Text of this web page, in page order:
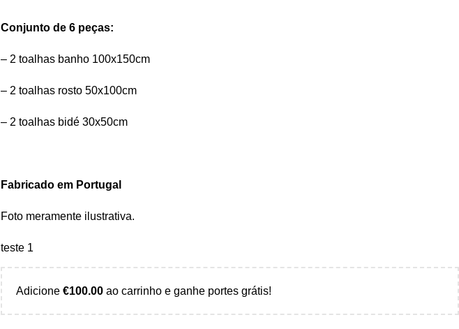
Conjunto de 6 peças:
– 2 toalhas banho 100x150cm
– 2 toalhas rosto 50x100cm
– 2 toalhas bidé 30x50cm
Fabricado em Portugal
Foto meramente ilustrativa.
teste 1
Adicione €100.00 ao carrinho e ganhe portes grátis!